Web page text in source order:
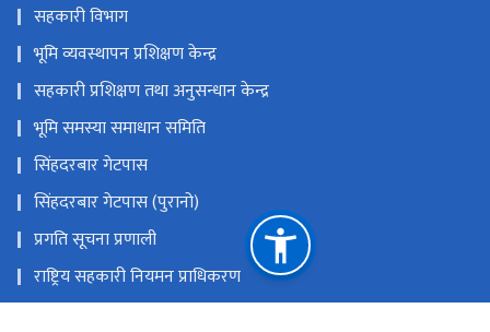
सहकारी विभाग
भूमि व्यवस्थापन प्रशिक्षण केन्द्र
सहकारी प्रशिक्षण तथा अनुसन्धान केन्द्र
भूमि समस्या समाधान समिति
सिंहदरबार गेटपास
सिंहदरबार गेटपास (पुरानो)
प्रगति सूचना प्रणाली
राष्ट्रिय सहकारी नियमन प्राधिकरण